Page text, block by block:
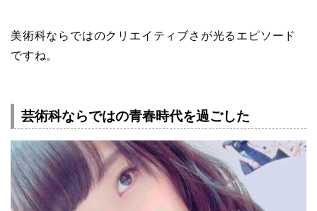
美術科ならではのクリエイティブさが光るエピソード
ですね。
芸術科ならではの青春時代を過ごした